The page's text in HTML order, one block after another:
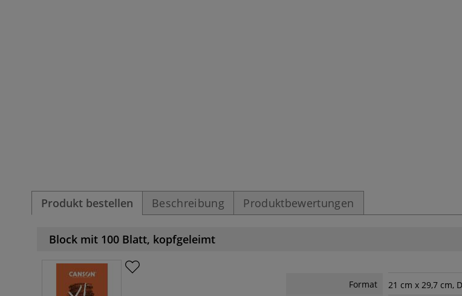
Produkt bestellen Beschreibung Produktbewertungen
Block mit 100 Blatt, kopfgeleimt
Format
21 cm x 29,7 cm,